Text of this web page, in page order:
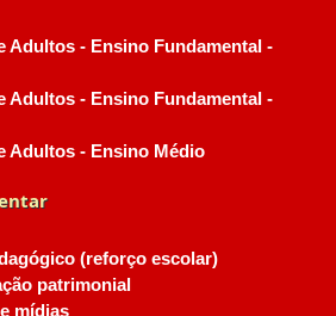
Adultos - Ensino Fundamental -
Adultos - Ensino Fundamental -
Adultos - Ensino Médio
(reforço escolar)
patrimonial
mídias